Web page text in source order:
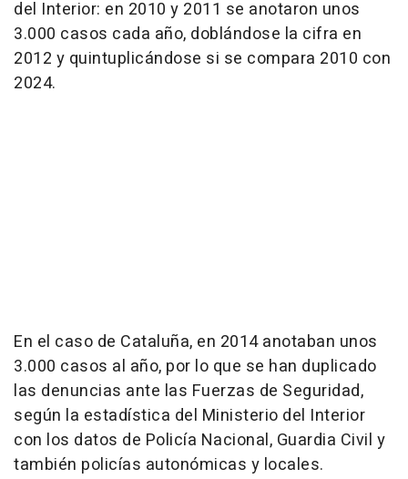
del Interior: en 2010 y 2011 se anotaron unos
3.000 casos cada año, doblándose la cifra en
2012 y quintuplicándose si se compara 2010 con
2024.
En el caso de Cataluña, en 2014 anotaban unos
3.000 casos al año, por lo que se han duplicado
las denuncias ante las Fuerzas de Seguridad,
según la estadística del Ministerio del Interior
con los datos de Policía Nacional, Guardia Civil y
también policías autonómicas y locales.